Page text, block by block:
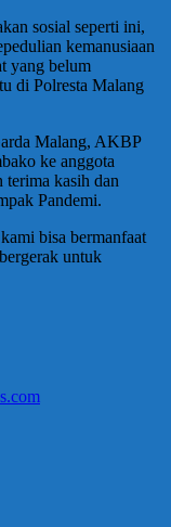
sosial seperti ini,
kemanusiaan
yang belum
di Polresta Malang
Malang, AKBP
ke anggota
terima kasih dan
Pandemi.
bisa bermanfaat
untuk